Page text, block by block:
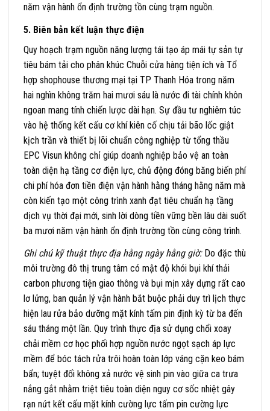
năm vận hành ổn định trường tồn cùng trạm nguồn.
5. Biên bản kết luận thực điện
Quy hoạch trạm nguồn năng lượng tái tạo áp mái tự sản tự
tiêu bám tải cho phân khúc Chuỗi cửa hàng tiện ích và Tổ
hợp shophouse thương mại tại TP Thanh Hóa trong năm
hai nghìn không trăm hai mươi sáu là nước đi tài chính khôn
ngoan mang tính chiến lược dài hạn. Sự đầu tư nghiêm túc
vào hệ thống kết cấu cơ khí kiên cố chịu tải bão lốc giật
kịch trần và thiết bị lõi chuẩn công nghiệp từ tổng thầu
EPC Visun không chỉ giúp doanh nghiệp bảo vệ an toàn
toàn diện hạ tầng cơ điện lực, chủ động đóng băng biến phí
chi phí hóa đơn tiền điện vận hành hằng tháng hằng năm mà
còn kiến tạo một công trình xanh đạt tiêu chuẩn hạ tầng
dịch vụ thời đại mới, sinh lời dòng tiền vững bền lâu dài suốt
ba mươi năm vận hành ổn định trường tồn cùng công trình.
Ghi chú kỹ thuật thực địa hằng ngày hằng giờ:Do đặc thù
môi trường đô thị trung tâm có mật độ khói bụi khí thải
carbon phương tiện giao thông và bụi mịn xây dựng rất cao
lơ lửng, ban quản lý vận hành bắt buộc phải duy trì lịch thực
hiện lau rửa bảo dưỡng mặt kính tấm pin định kỳ từ ba đến
sáu tháng một lần. Quy trình thực địa sử dụng chổi xoay
chải mềm cơ học phối hợp nguồn nước ngọt sạch áp lực
mềm để bóc tách rửa trôi hoàn toàn lớp váng cặn keo bám
bẩn; tuyệt đối không xả nước vệ sinh pin vào giữa ca trưa
nắng gắt nhằm triệt tiêu toàn diện nguy cơ sốc nhiệt gây
rạn nứt kết cấu mặt kính cường lực tấm pin cường lực